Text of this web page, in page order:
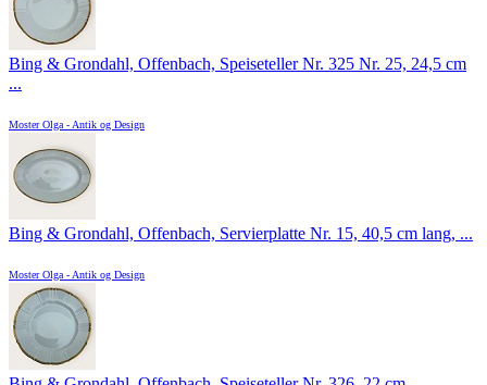
Bing & Grondahl, Offenbach, Speiseteller Nr. 325 Nr. 25, 24,5 cm
...
Moster Olga - Antik og Design
Bing & Grondahl, Offenbach, Servierplatte Nr. 15, 40,5 cm lang, ...
Moster Olga - Antik og Design